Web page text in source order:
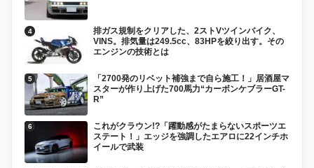
排ガス規制をクリアした、2ストVツインバイク、
VINS。排気量は249.5cc、83HPを絞り出す。その
エンジンの技術とは
「2700発のリベット補強まで自ら施工！」居酒屋マ
スターが作り上げた700馬力“カーボンケブラーGT-
R”
これがクラウン!?「躍動感がたまらないスポーツエ
ステート！」エッジを強調したエアロに22インチホ
イールで武装